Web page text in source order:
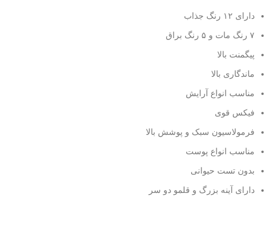
دارای ۱۲ رنگ جذاب
۷ رنگ مات و ۵ رنگ براق
پیگمنت بالا
ماندگاری بالا
مناسب انواع آرایش
فیکس قوی
فرمولاسیون سبک و پوشش بالا
مناسب انواع پوست
بدون تست حیوانی
دارای آینه بزرگ و قلمو دو سر